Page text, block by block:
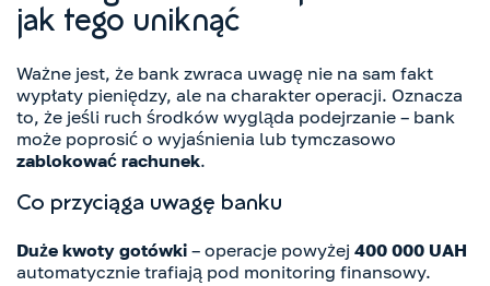
jak tego uniknąć
Ważne jest, że bank zwraca uwagę nie na sam fakt
wypłaty pieniędzy, ale na charakter operacji. Oznacza
to, że jeśli ruch środków wygląda podejrzanie – bank
może poprosić o wyjaśnienia lub tymczasowo
zablokować rachunek.
Co przyciąga uwagę banku
Duże kwoty gotówki – operacje powyżej 400 000 UAH
automatycznie trafiają pod monitoring finansowy.